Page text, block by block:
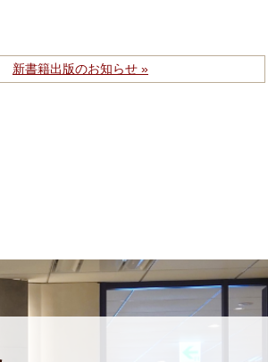
新書籍出版のお知らせ »